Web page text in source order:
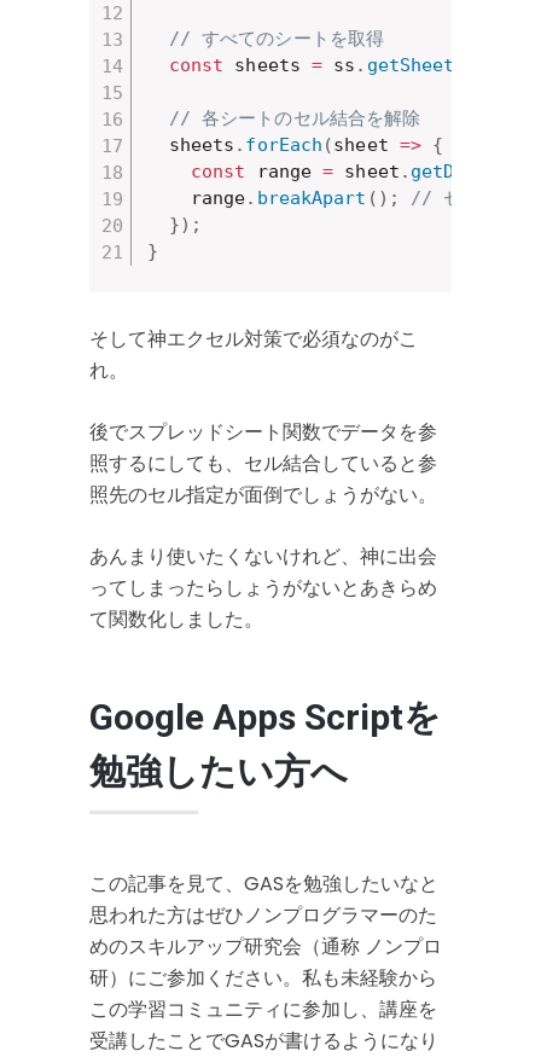
// すべてのシートを取得
const sheets = ss . getSheets
// 各シートのセル結合を解除
  sheets
. forEach (sheet => {
const range = sheet .
    range
. breakApart ( ) ;
// セル結合を
}) ;
}
そして神エクセル対策で必須なのがこ
れ。
後でスプレッドシート関数でデータを参
照するにしても、セル結合していると参
照先のセル指定が面倒でしょうがない。
あんまり使いたくないけれど、神に出会
ってしまったらしょうがないとあきらめ
て関数化しました。
Google Apps Scriptを
勉強したい方へ
この記事を見て、GASを勉強したいなと
思われた方はぜひノンプログラマーのた
めのスキルアップ研究会（通称 ノンプロ
研）にご参加ください。私も未経験から
この学習コミュニティに参加し、講座を
受講したことでGASが書けるようになり